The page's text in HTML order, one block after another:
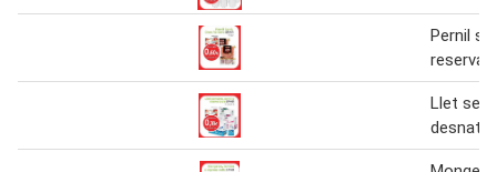
Pernil
reserva
Llet